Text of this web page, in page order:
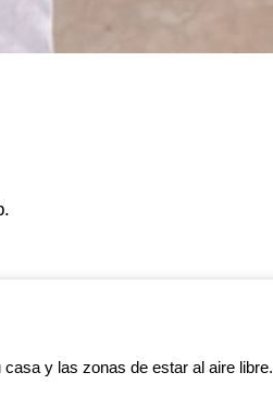
y las zonas de estar al aire libre.